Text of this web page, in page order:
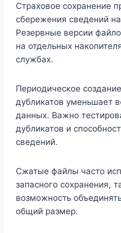
Страховое сохранение
сбережения сведений
Резервные версии
на отдельных
службах.
Периодическое
дубликатов уменьшает
данных. Важно
дубликатов и
сведений.
Сжатые файлы часто
запасного сохранения,
возможность
общий размер.